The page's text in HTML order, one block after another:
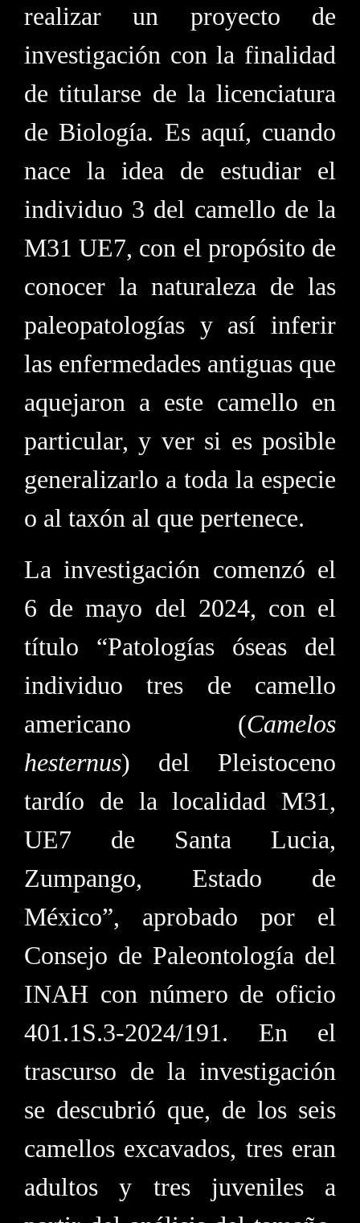
realizar un proyecto de
investigación con la finalidad
de titularse de la licenciatura
de Biología. Es aquí, cuando
nace la idea de estudiar el
individuo 3 del camello de la
M31 UE7, con el propósito de
conocer la naturaleza de las
paleopatologías y así inferir
las enfermedades antiguas que
aquejaron a este camello en
particular, y ver si es posible
generalizarlo a toda la especie
o al taxón al que pertenece.
La investigación comenzó el
6 de mayo del 2024, con el
título “Patologías óseas del
individuo tres de camello
americano (Camelos
hesternus) del Pleistoceno
tardío de la localidad M31,
UE7 de Santa Lucia,
Zumpango, Estado de
México”, aprobado por el
Consejo de Paleontología del
INAH con número de oficio
401.1S.3-2024/191. En el
trascurso de la investigación
se descubrió que, de los seis
camellos excavados, tres eran
adultos y tres juveniles a